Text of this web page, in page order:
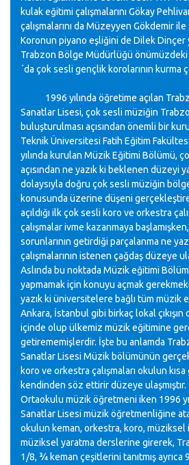
kulak eğitimi çalışmalarını Gökay
çalışmalarını da Müzeyyen Gökdemir
Koronun piyano eşliğini de Dilek Dinçer
Trabzon Bölge Müdürlüğü
´da çok sesli gençlik korolarının kurma
1996 yılında öğretime açılan
Sanatlar Lisesi, çok sesli müziğin
buluşturulması açısından önemli bir
Teknik Üniversitesi Fatih Eğitim
yılında kurulan Müzik Eğitimi Bölümü,
açısından ne yazık ki beklenen düzeyi
dolaysıyla doğru çok sesli müziğin
konusunda üzerine düşeni
açıldığı ilk çok sesli koro ve orkestra
çalışmalar ivme kazanmaya
sorunlarının getirdiği parçalanma ne
çalışmalarının istenen çağdaş düzeye
Aslında bu noktada Müzik eğitimi
yapmamak için konuyu açmak
yazık ki üniversitelere bağlı tüm müzik
Ankara, İstanbul gibi birkaç lokal çıkışın
içinde olup ülkemiz müzik eğitimine
getirememişlerdir. İşte bu anlamda
Sanatlar Lisesi Müzik bölümünün
koro ve orkestra çalışmaları okulun
kendinden söz ettirir düzeye
Ortaokulu müzik öğretmeni iken 1996
Sanatlar Lisesi müzik öğretmenliğine
okulun keman, orkestra, koro, müziksel
müziksel yaratma derslerine girerek,
1/8, ¾ keman çeşitlerini tanıtmış ayrıca